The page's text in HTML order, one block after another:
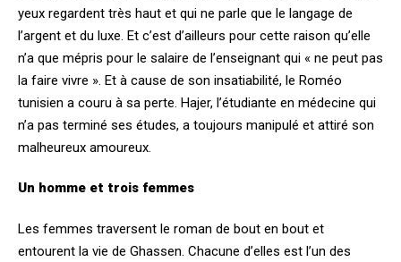
yeux regardent très haut et qui ne parle que le langage de
l’argent et du luxe. Et c’est d’ailleurs pour cette raison qu’elle
n’a que mépris pour le salaire de l’enseignant qui « ne peut pas
la faire vivre ». Et à cause de son insatiabilité, le Roméo
tunisien a couru à sa perte. Hajer, l’étudiante en médecine qui
n’a pas terminé ses études, a toujours manipulé et attiré son
malheureux amoureux.
Un homme et trois femmes
Les femmes traversent le roman de bout en bout et
entourent la vie de Ghassen. Chacune d’elles est l’un des